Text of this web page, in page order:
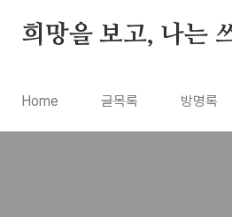
희망을 보고, 나는
Home 글목록 방명록